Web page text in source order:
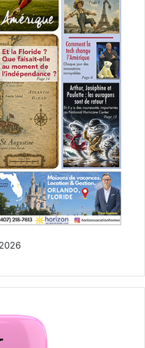
avec Hillary
même
(qui ont
Trump),
le magnat de
les réseaux
avec les
le premier
des Etats-
passer de la
Pas
le candidat